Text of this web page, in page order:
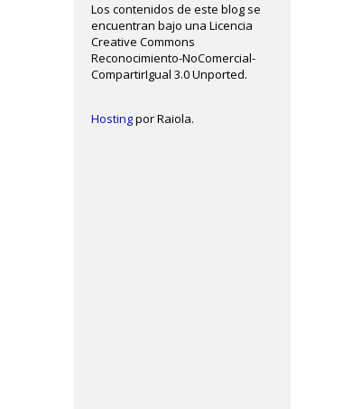
Los contenidos de este blog se
encuentran bajo una Licencia
Creative Commons
Reconocimiento-NoComercial-
CompartirIgual 3.0 Unported.
Hostingpor Raiola.